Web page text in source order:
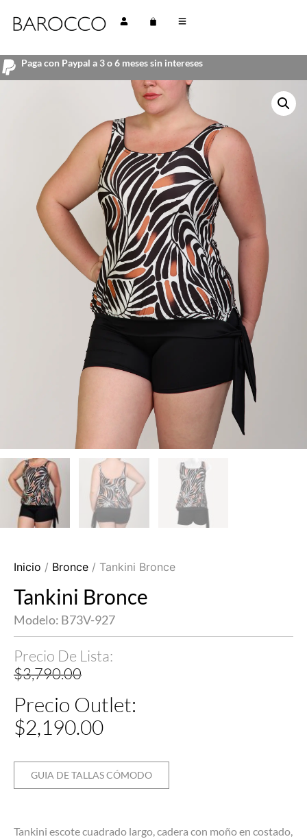
Paga con Paypal a 3 o 6 meses sin intereses
Inicio / Bronce / Tankini Bronce
Tankini Bronce
Modelo: B73V-927
$3,790.00
$2,190.00
GUIA DE TALLAS CÓMODO
Tankini escote cuadrado largo, cadera con moño en costado,